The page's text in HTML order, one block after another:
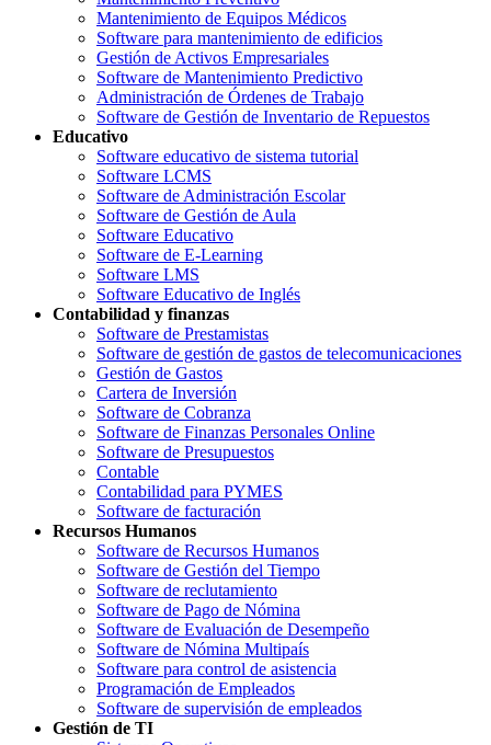
Mantenimiento de Equipos Médicos
Software para mantenimiento de edificios
Gestión de Activos Empresariales
Software de Mantenimiento Predictivo
Administración de Órdenes de Trabajo
Software de Gestión de Inventario de Repuestos
Educativo
Software educativo de sistema tutorial
Software LCMS
Software de Administración Escolar
Software de Gestión de Aula
Software Educativo
Software de E-Learning
Software LMS
Software Educativo de Inglés
Contabilidad y finanzas
Software de Prestamistas
Software de gestión de gastos de telecomunicaciones
Gestión de Gastos
Cartera de Inversión
Software de Cobranza
Software de Finanzas Personales Online
Software de Presupuestos
Contable
Contabilidad para PYMES
Software de facturación
Recursos Humanos
Software de Recursos Humanos
Software de Gestión del Tiempo
Software de reclutamiento
Software de Pago de Nómina
Software de Evaluación de Desempeño
Software de Nómina Multipaís
Software para control de asistencia
Programación de Empleados
Software de supervisión de empleados
Gestión de TI